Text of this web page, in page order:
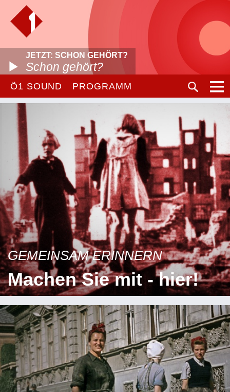
JETZT: SCHON GEHÖRT?
Schon gehört?
Ö1 SOUND PROGRAMM
GEMEINSAM ERINNERN
Machen Sie mit - hier!